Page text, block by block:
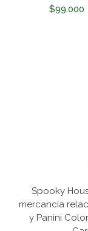
$99.000
Spooky
mercancía
y Panini